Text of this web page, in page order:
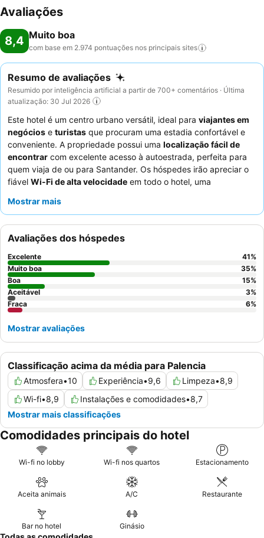
Avaliações
8,4 Muito boa
com base em 2.974 pontuações nos principais sites
Resumo de avaliações
Resumido por inteligência artificial a partir de 700+ comentários · Última
atualização: 30 Jul 2026
Este hotel é um centro urbano versátil, ideal para viajantes em
negócios e turistas que procuram uma estadia confortável e
conveniente. A propriedade possui uma localização fácil de
encontrar com excelente acesso à autoestrada, perfeita para
quem viaja de ou para Santander. Os hóspedes irão apreciar o
fiável Wi-Fi de alta velocidade em todo o hotel, uma
recebe consistentemente muitos elogios pelo seu serviço
destaque, oferecendo variedade, qualidade e pastelaria fresca.
Para uma experiência mais tranquila, os hóspedes são
aconselhados a solicitar um quarto virado para o jardim.
Mostrar mais
Classificação acima da média para Palencia
Atmosfera•10 Experiência•9,6 Limpeza•8,9
Wi-fi•8,9 Instalações e comodidades•8,7
Mostrar mais classificações
Avaliações dos hóspedes
Excelente 41%
Muito boa
35%
Boa
15%
Aceitável
3%
Fraca
6%
Mostrar avaliações
Comodidades principais do hotel
Wi-fi no lobby Wi-fi nos quartos Estacionamento
Aceita animais A/C Restaurante
Bar no hotel Ginásio